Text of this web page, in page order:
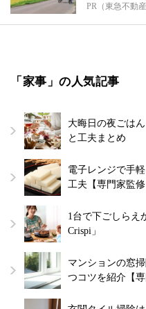
東...
PR（東急不動産
「家事」の人気記事
大晦日の夜ごは
と工夫まとめ
電子レンジで手
工夫【専門家監修
1台で下ごしらえ
Crispi」
マンションの窓
つコツを紹介【専